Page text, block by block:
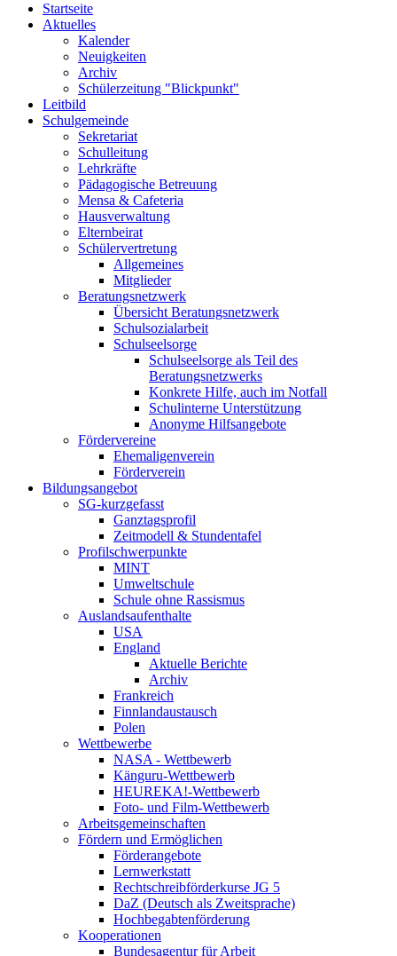
Startseite
Aktuelles
Kalender
Neuigkeiten
Archiv
Schülerzeitung "Blickpunkt"
Leitbild
Schulgemeinde
Sekretariat
Schulleitung
Lehrkräfte
Pädagogische Betreuung
Mensa & Cafeteria
Hausverwaltung
Elternbeirat
Schülervertretung
Allgemeines
Mitglieder
Beratungsnetzwerk
Übersicht Beratungsnetzwerk
Schulsozialarbeit
Schulseelsorge
Schulseelsorge als Teil des
Beratungsnetzwerks
Konkrete Hilfe, auch im Notfall
Schulinterne Unterstützung
Anonyme Hilfsangebote
Fördervereine
Ehemaligenverein
Förderverein
Bildungsangebot
SG-kurzgefasst
Ganztagsprofil
Zeitmodell & Stundentafel
Profilschwerpunkte
MINT
Umweltschule
Schule ohne Rassismus
Auslandsaufenthalte
USA
England
Aktuelle Berichte
Archiv
Frankreich
Finnlandaustausch
Polen
Wettbewerbe
NASA - Wettbewerb
Känguru-Wettbewerb
HEUREKA!-Wettbewerb
Foto- und Film-Wettbewerb
Arbeitsgemeinschaften
Fördern und Ermöglichen
Förderangebote
Lernwerkstatt
Rechtschreibförderkurse JG 5
DaZ (Deutsch als Zweitsprache)
Hochbegabtenförderung
Kooperationen
Bundesagentur für Arbeit